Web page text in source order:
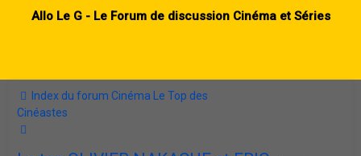
Allo Le G - Le Forum de discussion Cinéma et Séries
Index du forum Cinéma
Le Top des
Cinéastes